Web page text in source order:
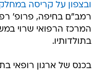
ובצפון על קריסה
רמב"ם בחיפה, פרופ'
המרכז הרפואי שרוי
בתולדותיו.
בכנס של ארגון רופאי